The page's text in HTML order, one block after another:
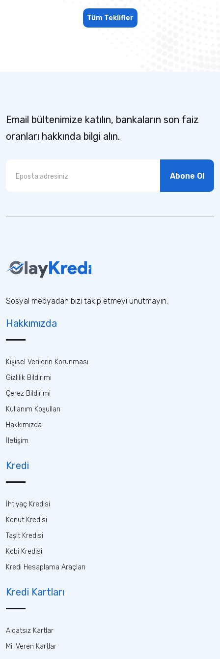
Tüm Teklifler
Email bültenimize katılın, bankaların son faiz
oranları hakkında bilgi alın.
Abone Ol
Sosyal medyadan bizi takip etmeyi unutmayın.
Hakkımızda
Kişisel Verilerin Korunması
Gizlilik Bildirimi
Çerez Bildirimi
Kullanım Koşulları
Hakkımızda
İletişim
Kredi
İhtiyaç Kredisi
Konut Kredisi
Taşıt Kredisi
Kobi Kredisi
Kredi Hesaplama Araçları
Kredi Kartları
Aidatsız Kartlar
Mil Veren Kartlar